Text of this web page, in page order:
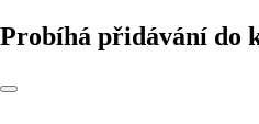
Probíhá přidávání do